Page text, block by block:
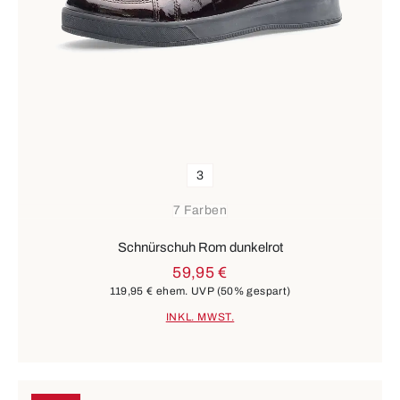
7 Farben
3
Schnürschuh Rom dunkelrot
59,95 €
119,95 € ehem. UVP (50% gespart)
INKL. MWST.